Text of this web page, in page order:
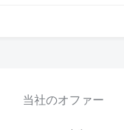
当社のオファー